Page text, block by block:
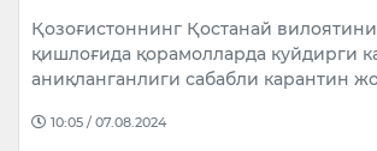
Қозоғистоннинг Қостанай
қишлоғида қорамолларда куйдирги
аниқланганлиги сабабли карантин
10:05 / 07.08.2024